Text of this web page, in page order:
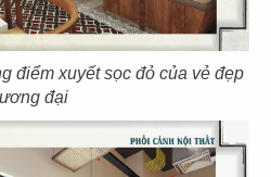
điểm xuyết sọc đỏ của vẻ đẹp
đại
52
BAOZ HOTPOT
CN Nguyễn Tri Phương - Q.5